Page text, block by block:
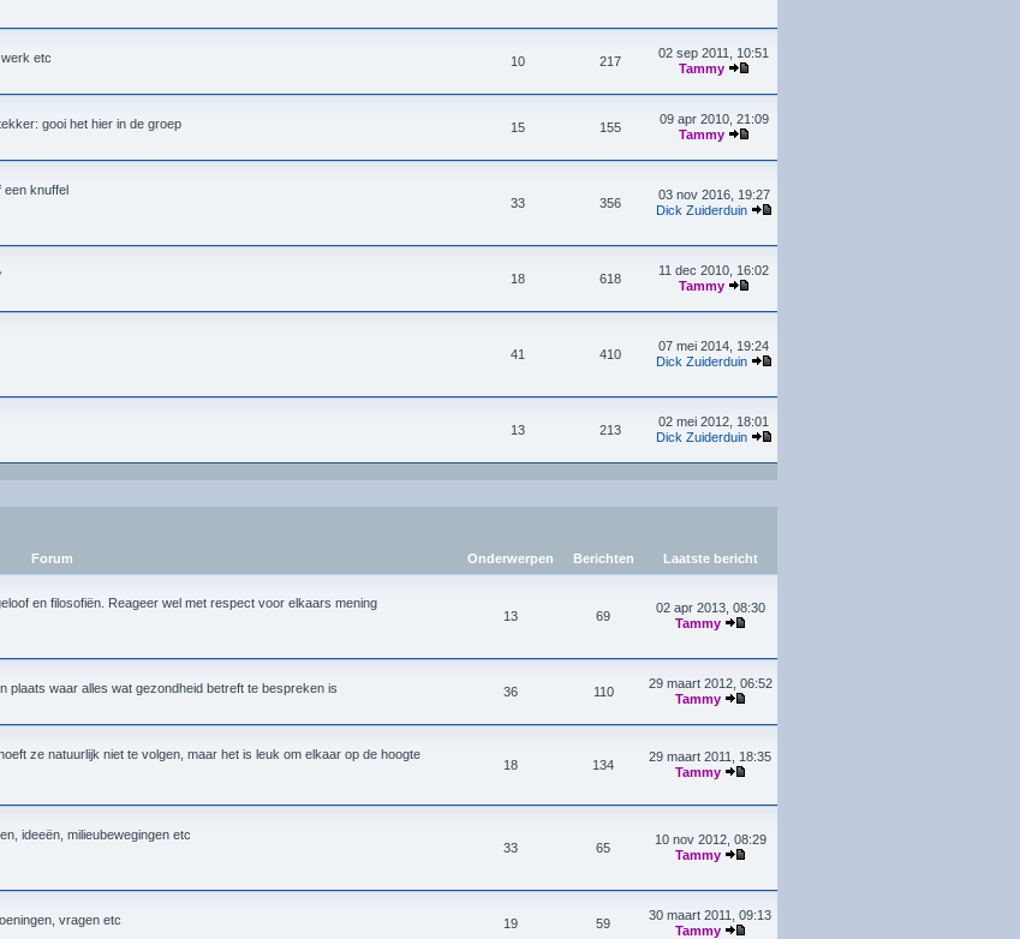
etc
10 217
02 sep 2011, 10:51
Tammy
gooi het hier in de groep
15 155
09 apr 2010, 21:09
Tammy
een knuffel
33 356
03 nov 2016, 19:27
Dick Zuiderduin
18 618
11 dec 2010, 16:02
Tammy
41 410
07 mei 2014, 19:24
Dick Zuiderduin
13 213
02 mei 2012, 18:01
Dick Zuiderduin
Forum Onderwerpen Berichten Laatste bericht
en filosofiën. Reageer wel met respect voor elkaars mening
13 69
02 apr 2013, 08:30
Tammy
plaats waar alles wat gezondheid betreft te bespreken is
36 110
29 maart 2012, 06:52
Tammy
ze natuurlijk niet te volgen, maar het is leuk om elkaar op de hoogte
18 134
29 maart 2011, 18:35
Tammy
ideeën, milieubewegingen etc
33 65
10 nov 2012, 08:29
Tammy
vragen etc
19 59
30 maart 2011, 09:13
Tammy